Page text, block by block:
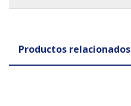
Productos relacionados